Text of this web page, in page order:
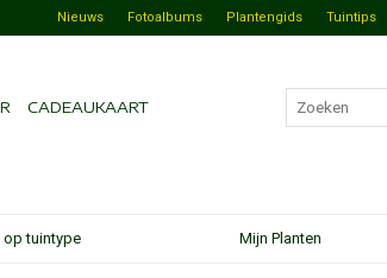
Nieuws Fotoalbums Plantengids Tuintips
CADEAUKAART
op tuintype Mijn Planten